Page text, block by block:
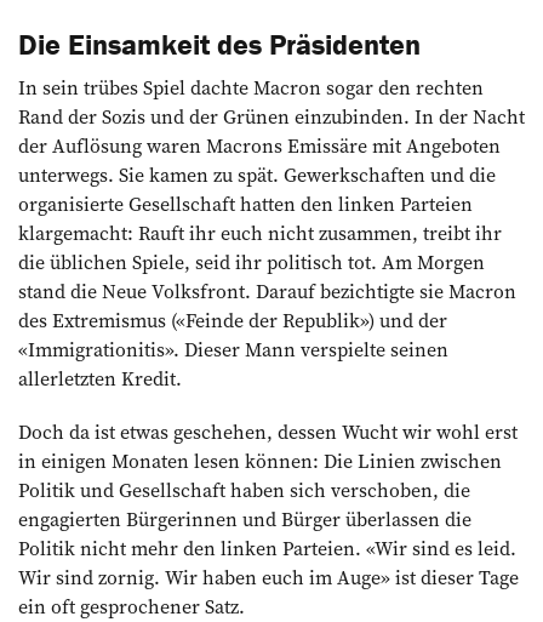
Die Einsamkeit des Präsidenten
In sein trübes Spiel dachte Macron sogar den rechten
Rand der Sozis und der Grünen einzubinden. In der Nacht
der Auflösung waren Macrons Emissäre mit Angeboten
unterwegs. Sie kamen zu spät. Gewerkschaften und die
organisierte Gesellschaft hatten den linken Parteien
klargemacht: Rauft ihr euch nicht zusammen, treibt ihr
die üblichen Spiele, seid ihr politisch tot. Am Morgen
stand die Neue Volksfront. Darauf bezichtigte sie Macron
des Extremismus («Feinde der Republik») und der
«Immigrationitis». Dieser Mann verspielte seinen
allerletzten Kredit.
Doch da ist etwas geschehen, dessen Wucht wir wohl erst
in einigen Monaten lesen können: Die Linien zwischen
Politik und Gesellschaft haben sich verschoben, die
engagierten Bürgerinnen und Bürger überlassen die
Politik nicht mehr den linken Parteien. «Wir sind es leid.
Wir sind zornig. Wir haben euch im Auge» ist dieser Tage
ein oft gesprochener Satz.